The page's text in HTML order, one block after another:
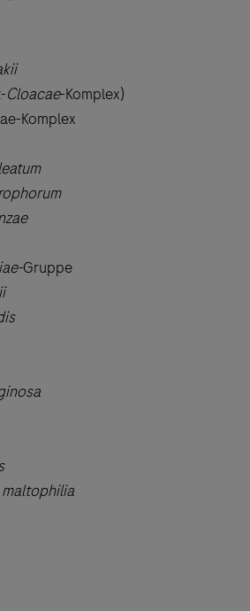
Cloacae-Komplex)
Komplex
Gruppe